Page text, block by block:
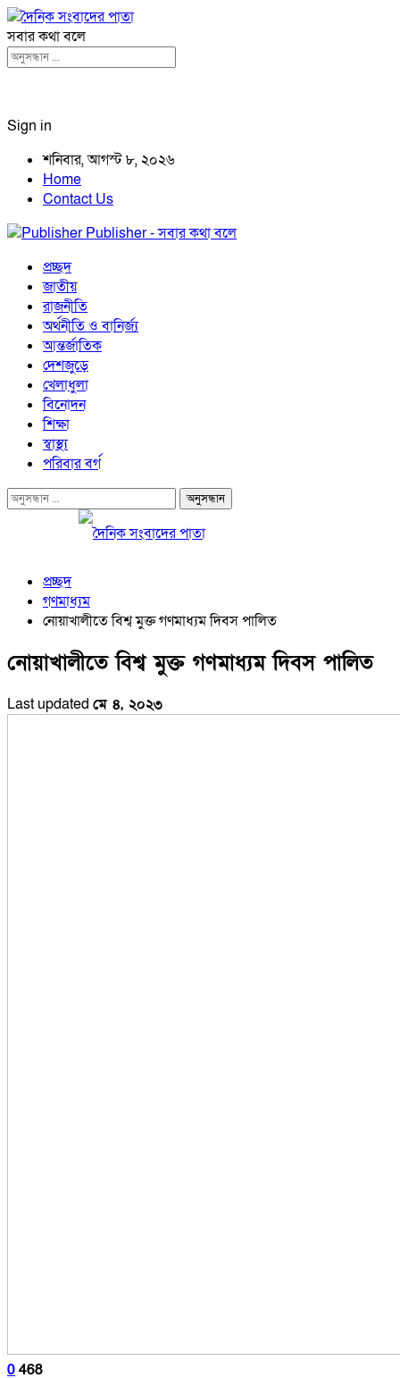
সবার কথা বলে
Sign in
শনিবার, আগস্ট ৮, ২০২৬
Home
Contact Us
Publisher - সবার কথা বলে
প্রচ্ছদ
জাতীয়
রাজনীতি
অর্থনীতি ও বানির্জ্য
আন্তর্জাতিক
দেশজুড়ে
খেলাধুলা
বিনোদন
শিক্ষা
স্বাস্থ্য
পরিবার বর্গ
প্রচ্ছদ
গণমাধ্যম
নোয়াখালীতে বিশ্ব মুক্ত গণমাধ্যম দিবস পালিত
নোয়াখালীতে বিশ্ব মুক্ত গণমাধ্যম দিবস পালিত
Last updated মে ৪, ২০২৩
0468